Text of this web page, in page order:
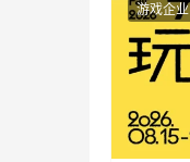
游戏企业